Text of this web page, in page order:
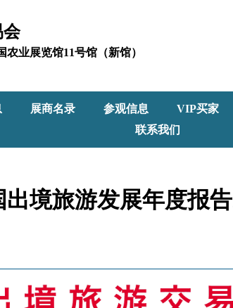
会
农业展览馆11号馆（新馆）
展商名录 参观信息 VIP买家
联系我们
境旅游发展年度报告